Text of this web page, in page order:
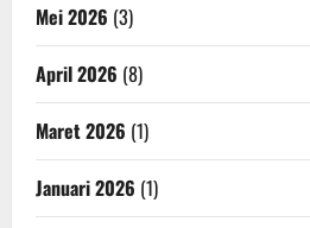
Mei 2026 (3)
April 2026 (8)
Maret 2026 (1)
Januari 2026 (1)